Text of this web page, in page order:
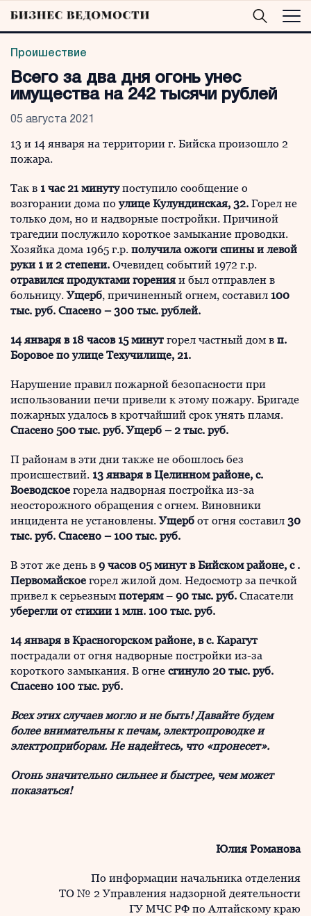
Проишествие
Всего за два дня огонь унес
имущества на 242 тысячи рублей
05 августа 2021
13 и 14 января на территории г. Бийска произошло 2
пожара.
Так в 1 час 21 минутупоступило сообщение о
возгорании дома поулице Кулундинская, 32. Горел не
только дом, но и надворные постройки. Причиной
трагедии послужило короткое замыкание проводки.
Хозяйка дома 1965 г.р. получила ожоги спины и левой
руки 1 и 2 степени. Очевидец событий 1972 г.р.
отравился продуктами горения и был отправлен в
больницу.Ущерб, причиненный огнем, составил 100
тыс. руб. Спасено – 300 тыс. рублей.
14 января в 18 часов 15 минут горел частный дом в п.
Боровое по улице Техучилище, 21.
Нарушение правил пожарной безопасности при
использовании печи привели к этому пожару. Бригаде
пожарных удалось в кротчайший срок унять пламя.
Спасено 500 тыс. руб. Ущерб – 2 тыс. руб.
П районам в эти дни также не обошлось без
происшествий. 13 января в Целинном районе, с.
Воеводское горела надворная постройка из-за
неосторожного обращения с огнем. Виновники
инцидента не установлены.Ущерб от огня составил 30
тыс. руб. Спасено – 100 тыс. руб.
В этот же день в 9 часов 05 минут в Бийском районе, с .
Первомайское горел жилой дом. Недосмотр за печкой
привел к серьезным потерям– 90 тыс. руб. Спасатели
уберегли от стихии 1 млн. 100 тыс. руб.
14 января в Красногорском районе, в с. Карагут
пострадали от огня надворные постройки из-за
короткого замыкания. В огне сгинуло 20 тыс. руб.
Спасено 100 тыс. руб.
Всех этих случаев могло и не быть! Давайте будем
более внимательны к печам, электропроводке и
электроприборам. Не надейтесь, что «пронесет».
Огонь значительно сильнее и быстрее, чем может
показаться!
Юлия Романова
По информации начальника отделения
ТО № 2 Управления надзорной деятельности
ГУ МЧС РФ по Алтайскому краю